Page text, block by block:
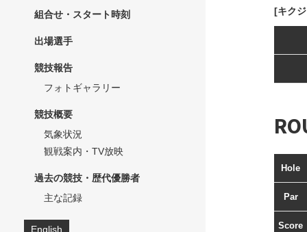
[キク
Hole
Par
Score
組合せ・スタート時刻
出場選手
競技報告
フォトギャラリー
競技概要
気象状況
観戦案内・TV放映
過去の競技・歴代優勝者
主な記録
English